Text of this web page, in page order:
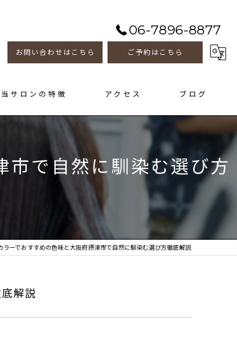
06-7896-8877
お問い合わせはこちら ご予約はこちら
当サロンの特徴
ー
アクセス ブログ
市で自然に馴染む選び方
ラーでおすすめの色味と大阪府摂津市で自然に馴染む選び方徹底解説
解説